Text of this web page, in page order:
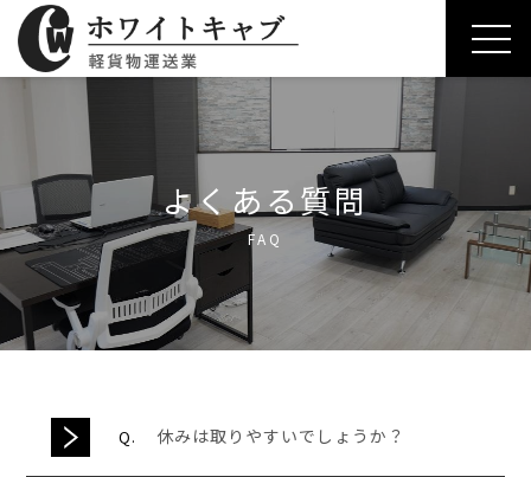
よくある質問
FAQ
休みは取りやすいでしょうか？